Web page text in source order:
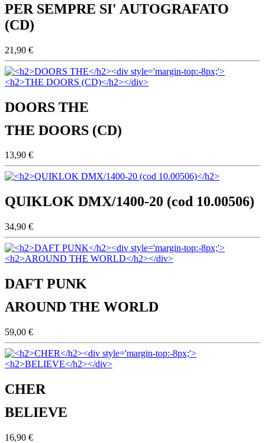
PER SEMPRE SI' AUTOGRAFATO
(CD)
21,90 €
DOORS THE
THE DOORS (CD)
13,90 €
QUIKLOK DMX/1400-20 (cod 10.00506)
34,90 €
DAFT PUNK
AROUND THE WORLD
59,00 €
CHER
BELIEVE
16,90 €